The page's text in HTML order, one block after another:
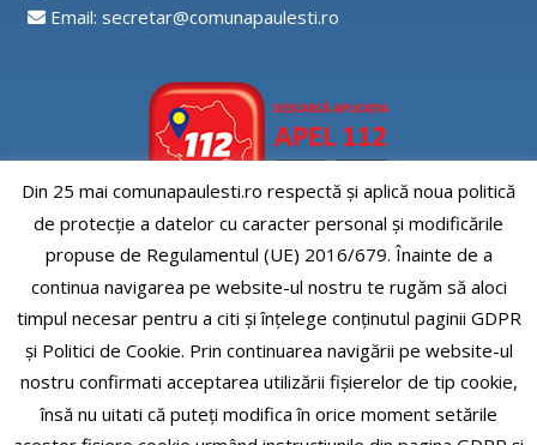
Email: secretar@comunapaulesti.ro
Aplicatia APEL112
Comuna Paulesti, judet Prahova
Din 25 mai comunapaulesti.ro respectă și aplică noua politică
de protecție a datelor cu caracter personal și modificările
propuse de Regulamentul (UE) 2016/679. Înainte de a
continua navigarea pe website-ul nostru te rugăm să aloci
timpul necesar pentru a citi și înțelege conținutul paginii GDPR
și Politici de Cookie. Prin continuarea navigării pe website-ul
nostru confirmati acceptarea utilizării fişierelor de tip cookie,
însă nu uitati că puteți modifica în orice moment setările